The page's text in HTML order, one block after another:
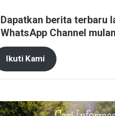
Dapatkan berita terbaru
WhatsApp Channel
Ikuti Kami